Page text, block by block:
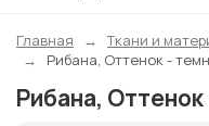
Главная Ткани и
Рибана, Оттенок -
Рибана,